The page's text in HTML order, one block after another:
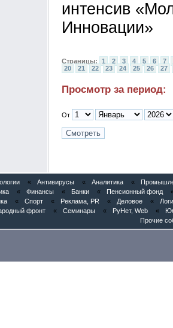
интенсив
Инновации»
Страницы: 1 2 3 4 5 6
7
20
21 22 23 24 25 26 27
Просмотр за период:
От
« Антивирусы « Аналитика «
« Финансы « Банки « Пенсионный фонд
« Спорт « Реклама, PR « Деловое «
фронт « Семинары « РуНет, Web «
Прочие